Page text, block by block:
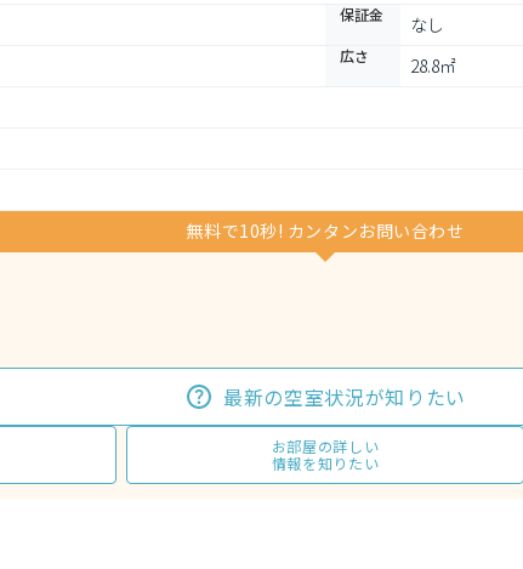
保証金 なし
広さ 28.8㎡
無料で10秒! カンタンお問い合わせ
最新の空室状況が知りたい
お部屋の詳しい
情報を知りたい